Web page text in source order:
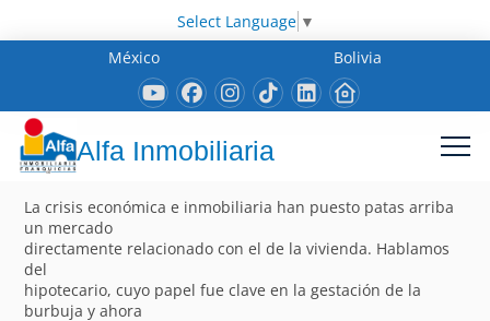
Select Language ▼
México
Bolivia
Alfa Inmobiliaria
La crisis económica e inmobiliaria han puesto patas arriba
un mercado
directamente relacionado con el de la vivienda. Hablamos
del
hipotecario, cuyo papel fue clave en la gestación de la
burbuja y ahora